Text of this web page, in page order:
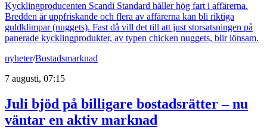
Kycklingproducenten Scandi Standard håller hög fart i affärerna.
Bredden är uppfriskande och flera av affärerna kan bli riktiga
guldklimpar (nuggets). Fast då vill det till att just storsatsningen på
panerade kycklingprodukter, av typen chicken nuggets, blir lönsam.
nyheter/Bostadsmarknad
7 augusti, 07:15
Juli bjöd på billigare bostadsrätter – nu
väntar en aktiv marknad